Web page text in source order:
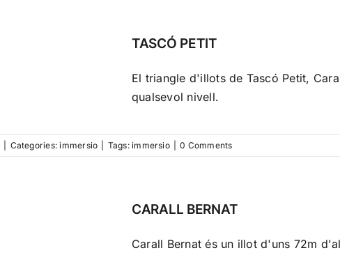
TASCÓ PETIT
El triangle d'illots de Tascó Petit,
qualsevol nivell.
Categories:immersio Tags:immersio 0 Comments
CARALL BERNAT
Carall Bernat és un illot d'uns 72m